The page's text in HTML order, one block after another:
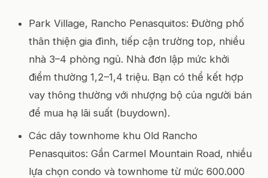
Park Village, Rancho Penasquitos: Đường phố
thân thiện gia đình, tiếp cận trường top, nhiều
nhà 3–4 phòng ngủ. Nhà đơn lập mức khởi
điểm thường 1,2–1,4 triệu. Bạn có thể kết hợp
vay thông thường với nhượng bộ của người bán
để mua hạ lãi suất (buydown).
Các dãy townhome khu Old Rancho
Penasquitos: Gần Carmel Mountain Road, nhiều
lựa chọn condo và townhome từ mức 600.000